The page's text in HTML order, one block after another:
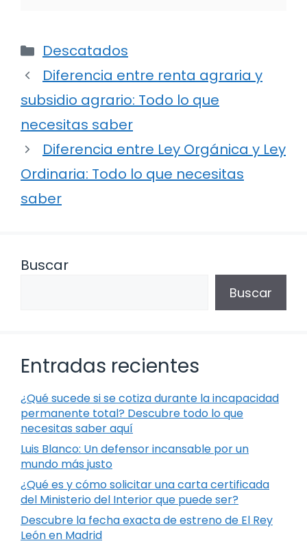
Categorías
Descatados
Diferencia entre renta agraria y
subsidio agrario: Todo lo que
necesitas saber
Diferencia entre Ley Orgánica y Ley
Ordinaria: Todo lo que necesitas
saber
Buscar
Buscar
Entradas recientes
¿Qué sucede si se cotiza durante la incapacidad
permanente total? Descubre todo lo que
necesitas saber aquí
Luis Blanco: Un defensor incansable por un
mundo más justo
¿Qué es y cómo solicitar una carta certificada
del Ministerio del Interior que puede ser?
Descubre la fecha exacta de estreno de El Rey
León en Madrid